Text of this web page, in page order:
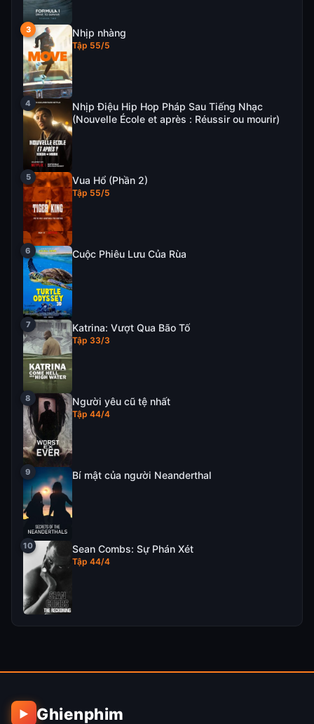
Nhịp nhàng
Tập 55/5
Nhịp Điệu Hip Hop Pháp Sau Tiếng Nhạc
(Nouvelle École et après : Réussir ou mourir)
Vua Hổ (Phần 2)
Tập 55/5
Cuộc Phiêu Lưu Của Rùa
Katrina: Vượt Qua Bão Tố
Tập 33/3
Người yêu cũ tệ nhất
Tập 44/4
Bí mật của người Neanderthal
Sean Combs: Sự Phán Xét
Tập 44/4
▶ Ghienphim